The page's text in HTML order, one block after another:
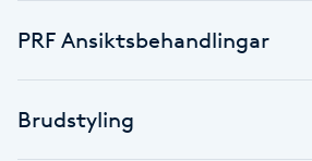
Gelenaglar
Gellack
PRF Ansiktsbehandlingar
Brudstyling